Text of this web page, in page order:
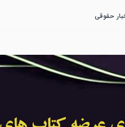
حقوقی